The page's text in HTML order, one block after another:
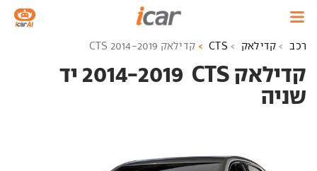
רכב קדילאק CTS קדילאק CTS 2014-2019
קדילאק CTS ‏ 2014-2019 יד
שניה